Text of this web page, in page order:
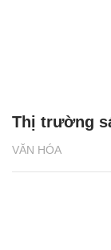
VĂN HÓA
Thị trường